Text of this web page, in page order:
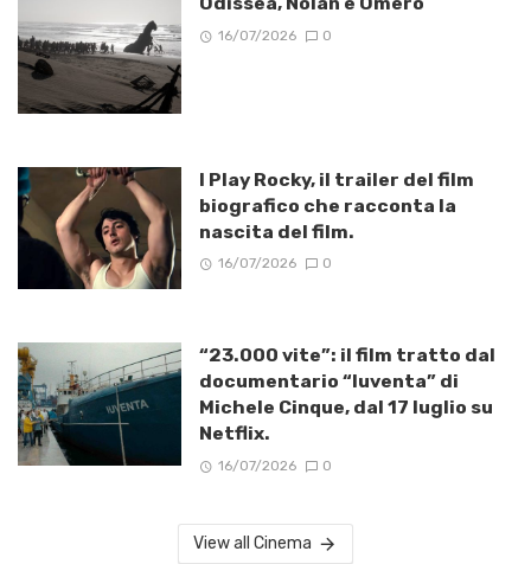
16/07/2026 0
I Play Rocky, il trailer del film
biografico che racconta la
nascita del film.
16/07/2026 0
“23.000 vite”: il film tratto dal
documentario “Iuventa” di
Michele Cinque, dal 17 luglio su
Netflix.
16/07/2026 0
View all Cinema